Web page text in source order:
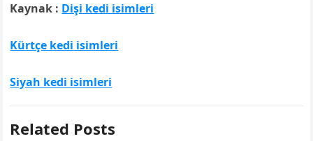
Kaynak : Dişi kedi isimleri
Kürtçe kedi isimleri
Siyah kedi isimleri
Related Posts